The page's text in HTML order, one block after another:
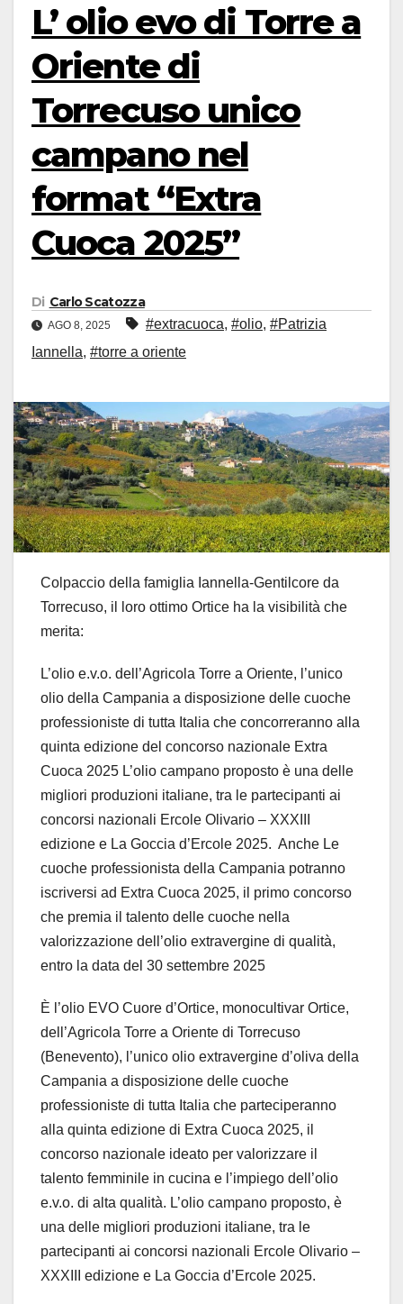
L’ olio evo di Torre a
Oriente di
Torrecuso unico
campano nel
format “Extra
Cuoca 2025”
Di Carlo Scatozza
AGO 8, 2025 #extracuoca, #olio, #Patrizia
Iannella, #torre a oriente
Colpaccio della famiglia Iannella-Gentilcore da
Torrecuso, il loro ottimo Ortice ha la visibilità che
merita:
L’olio e.v.o. dell’Agricola Torre a Oriente, l’unico
olio della Campania a disposizione delle cuoche
professioniste di tutta Italia che concorreranno alla
quinta edizione del concorso nazionale Extra
Cuoca 2025 L’olio campano proposto è una delle
migliori produzioni italiane, tra le partecipanti ai
concorsi nazionali Ercole Olivario – XXXIII
edizione e La Goccia d’Ercole 2025. Anche Le
cuoche professionista della Campania potranno
iscriversi ad Extra Cuoca 2025, il primo concorso
che premia il talento delle cuoche nella
valorizzazione dell’olio extravergine di qualità,
entro la data del 30 settembre 2025
È l’olio EVO Cuore d’Ortice, monocultivar Ortice,
dell’Agricola Torre a Oriente di Torrecuso
(Benevento), l’unico olio extravergine d’oliva della
Campania a disposizione delle cuoche
professioniste di tutta Italia che parteciperanno
alla quinta edizione di Extra Cuoca 2025, il
concorso nazionale ideato per valorizzare il
talento femminile in cucina e l’impiego dell’olio
e.v.o. di alta qualità. L’olio campano proposto, è
una delle migliori produzioni italiane, tra le
partecipanti ai concorsi nazionali Ercole Olivario –
XXXIII edizione e La Goccia d’Ercole 2025.